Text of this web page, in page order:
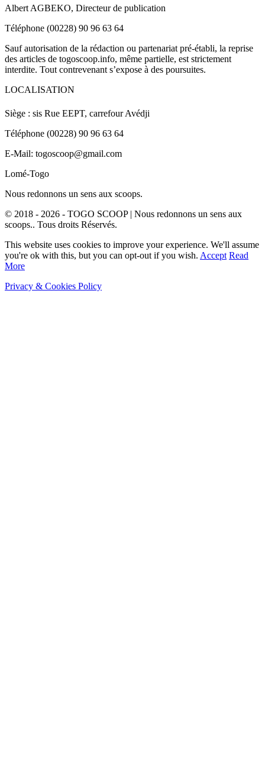
Albert AGBEKO, Directeur de publication
Téléphone (00228) 90 96 63 64
Sauf autorisation de la rédaction ou partenariat pré-établi, la reprise
des articles de togoscoop.info, même partielle, est strictement
interdite. Tout contrevenant s’expose à des poursuites.
LOCALISATION
Siège : sis Rue EEPT, carrefour Avédji
Téléphone (00228) 90 96 63 64
E-Mail: togoscoop@gmail.com
Lomé-Togo
Nous redonnons un sens aux scoops.
© 2018 - 2026 - TOGO SCOOP | Nous redonnons un sens aux
scoops.. Tous droits Réservés.
This website uses cookies to improve your experience. We'll assume
you're ok with this, but you can opt-out if you wish. Accept Read
More
Privacy & Cookies Policy